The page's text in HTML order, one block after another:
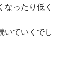
なったり低く
いていくでし